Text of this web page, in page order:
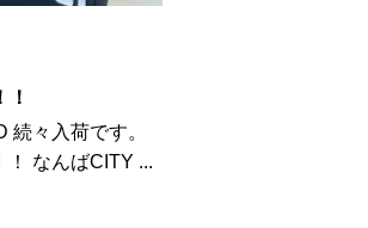
々入荷です。
！ なんばCITY ...